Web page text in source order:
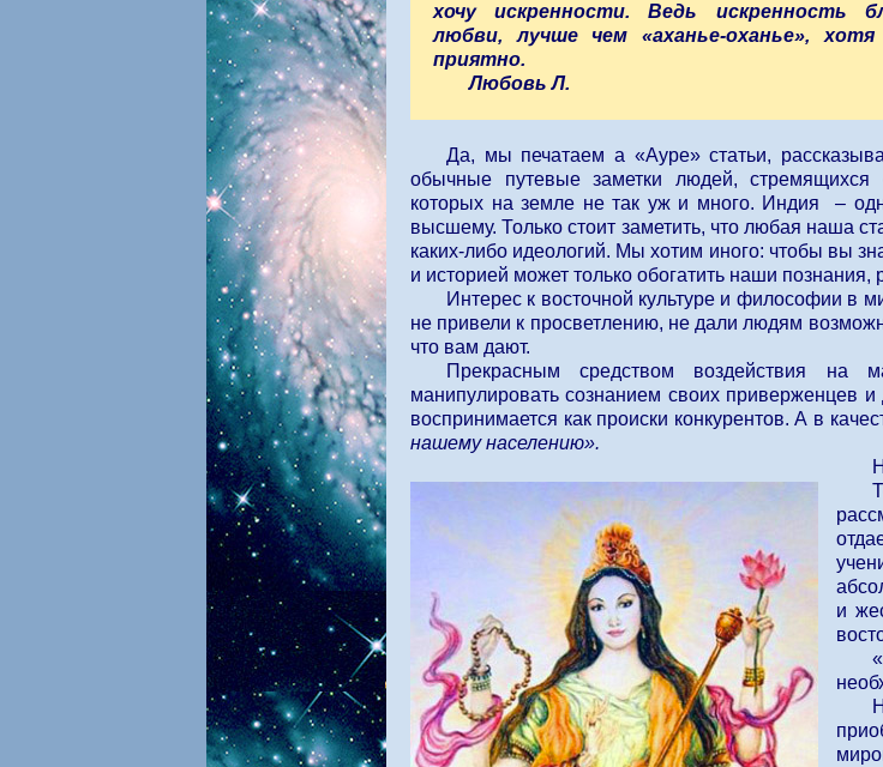
хочу искренности. Ведь искренность
любви, лучше чем «аханье-оханье»,
приятно.
Любовь Л.
Да, мы печатаем а «Ауре» статьи,
обычные путевые заметки людей, стремящихся
которых на земле не так уж и много. Индия –
высшему. Только стоит заметить, что любая наша
каких-либо идеологий. Мы хотим иного: чтобы вы
и историей может только обогатить наши познания,
Интерес к восточной культуре и философии в
не привели к просветлению, не дали людям
что вам дают.
Прекрасным средством воздействия
манипулировать сознанием своих приверженцев
воспринимается как происки конкурентов. А в
нашему населению».
и